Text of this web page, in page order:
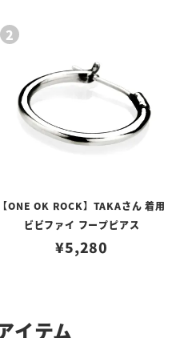
【ONE OK ROCK】TAKAさん 着用
ビビファイ フープピアス
¥5,280
イテム